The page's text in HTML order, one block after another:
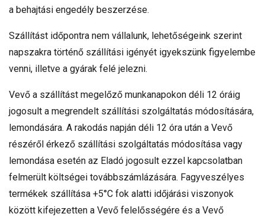
a behajtási engedély beszerzése.
Szállítást időpontra nem vállalunk, lehetőségeink szerint
napszakra történő szállítási igényét igyekszünk figyelembe
venni, illetve a gyárak felé jelezni.
Vevő a szállítást megelőző munkanapokon déli 12 óráig
jogosult a megrendelt szállítási szolgáltatás módosítására,
lemondására. A rakodás napján déli 12 óra után a Vevő
részéről érkező szállítási szolgáltatás módosítása vagy
lemondása esetén az Eladó jogosult ezzel kapcsolatban
felmerült költségei továbbszámlázására. Fagyveszélyes
termékek szállítása +5°C fok alatti időjárási viszonyok
között kifejezetten a Vevő felelősségére és a Vevő